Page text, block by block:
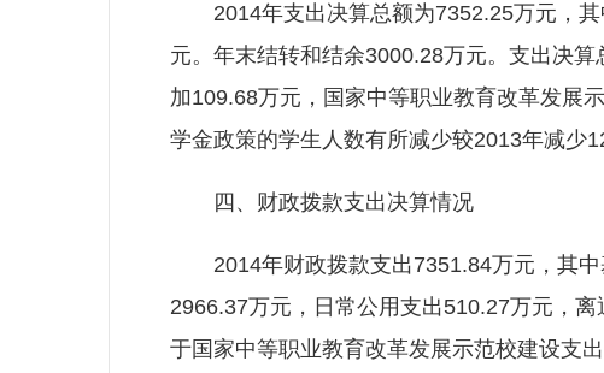
2014年支出决算总额为7352.25万元，其
元。年末结转和结余3000.28万元。支出决
加109.68万元，国家中等职业教育改革发展
学金政策的学生人数有所减少较2013年减少
四、财政拨款支出决算情况
2014年财政拨款支出7351.84万元，其中
2966.37万元，日常公用支出510.27万元，
于国家中等职业教育改革发展示范校建设支